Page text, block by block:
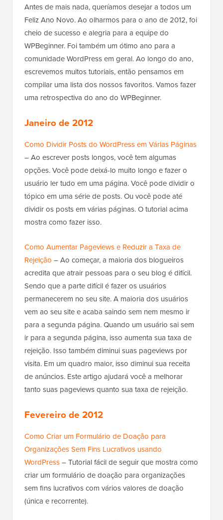
Antes de mais nada, queríamos desejar a todos um
Feliz Ano Novo. Ao olharmos para o ano de 2012, foi
cheio de sucesso e alegria para a equipe do
WPBeginner. Foi também um ótimo ano para a
comunidade WordPress em geral. Ao longo do ano,
escrevemos muitos tutoriais, então pensamos em
compilar uma lista dos nossos favoritos. Vamos fazer
uma retrospectiva do ano do WPBeginner.
Janeiro de 2012
Como Dividir Posts do WordPress em Várias Páginas
– Ao escrever posts longos, você tem algumas
opções. Você pode deixá-lo muito longo e fazer o
usuário ler tudo em uma página. Você pode dividir o
tópico em uma série de posts. Ou você pode até
dividir os posts em várias páginas. O tutorial acima
mostra como fazer isso.
Como Aumentar Pageviews e Reduzir a Taxa de
Rejeição – Ao começar, a maioria dos blogueiros
acredita que atrair pessoas para o seu blog é difícil.
Sendo que a parte difícil é fazer os usuários
permanecerem no seu site. A maioria dos usuários
vem ao seu site e acaba saindo sem nem mesmo ir
para a segunda página. Quando um usuário sai sem
ir para a segunda página, isso aumenta sua taxa de
rejeição. Isso também diminui suas pageviews por
visita. Em um quadro maior, isso diminui sua receita
de anúncios. Este artigo ajudará você a melhorar
tanto suas pageviews quanto sua taxa de rejeição.
Fevereiro de 2012
Como Criar um Formulário de Doação para
Organizações Sem Fins Lucrativos usando
WordPress– Tutorial fácil de seguir que mostra como
criar um formulário de doação para organizações
sem fins lucrativos com vários valores de doação
(única e recorrente).